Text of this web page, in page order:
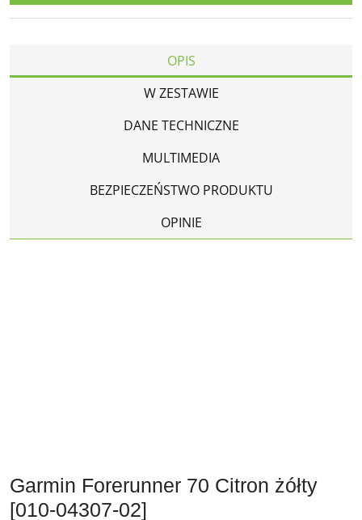
OPIS
W ZESTAWIE
DANE TECHNICZNE
MULTIMEDIA
BEZPIECZEŃSTWO PRODUKTU
OPINIE
Garmin Forerunner 70 Citron żółty
[010-04307-02]